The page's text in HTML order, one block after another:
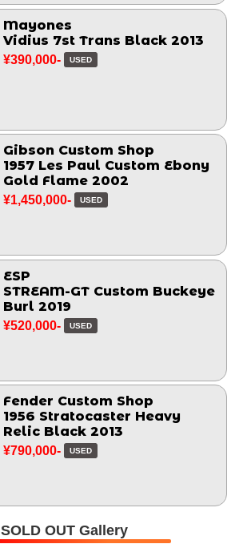
Mayones
Vidius 7st Trans Black 2013
¥390,000- USED
Gibson Custom Shop
1957 Les Paul Custom Ebony
Gold Flame 2002
¥1,450,000- USED
ESP
STREAM-GT Custom Buckeye
Burl 2019
¥520,000- USED
Fender Custom Shop
1956 Stratocaster Heavy
Relic Black 2013
¥790,000- USED
SOLD OUT Gallery